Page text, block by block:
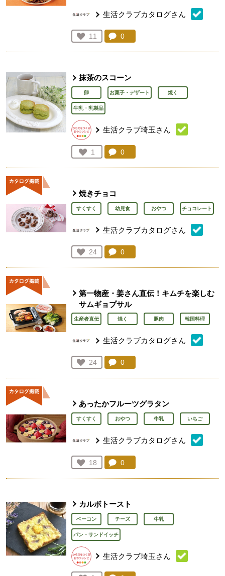
生活クラブカタログさん
お気に入り登録：
11
人が登録
コメント：
0
抹茶のスコーン
卵 お菓子・デザート 焼く
牛乳・乳製品
生活クラブ埼玉さん
お気に入り登録：
1
人が登録
コメント：
0
焼きチョコ
すくすく 幼児食 おやつ チョコレート
生活クラブカタログさん
お気に入り登録：
24
人が登録
コメント：
0
第一物産・姜さん直伝！キムチを楽しむ
サムギョプサル
生産者直伝 焼く 豚肉 韓国料理
生活クラブカタログさん
お気に入り登録：
24
人が登録
コメント：
0
あったかフルーツグラタン
すくすく おやつ 牛乳 いちご
生活クラブカタログさん
お気に入り登録：
18
人が登録
コメント：
0
カルボトースト
ベーコン チーズ 牛乳
パン・サンドイッチ
生活クラブ埼玉さん